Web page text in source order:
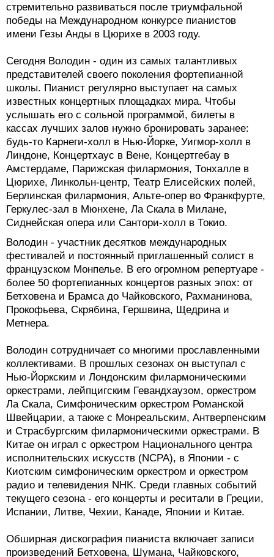
стремительно развиваться после триумфальной
победы на Международном конкурсе пианистов
имени Гезы Анды в Цюрихе в 2003 году.
Сегодня Володин - один из самых талантливых
представителей своего поколения фортепианной
школы. Пианист регулярно выступает на самых
известных концертных площадках мира. Чтобы
услышать его с сольной программой, билеты в
кассах лучших залов нужно бронировать заранее:
будь-то Карнеги-холл в Нью-Йорке, Уигмор-холл в
Линдоне, Концертхаус в Вене, Концертгебау в
Амстердаме, Парижская филармония, Тонхалле в
Цюрихе, Линкольн-центр, Театр Елисейских полей,
Берлинская филармония, Альте-опер во Франкфурте,
Геркулес-зал в Мюнхене, Ла Скала в Милане,
Сиднейская опера или Сантори-холл в Токио.
Володин - участник десятков международных
фестивалей и постоянный приглашенный солист в
французском Монпелье. В его огромном репертуаре -
более 50 фортепианных концертов разных эпох: от
Бетховена и Брамса до Чайковского, Рахманинова,
Прокофьева, Скрябина, Гершвина, Щедрина и
Метнера.
Володин сотрудничает со многими прославленными
коллективами. В прошлых сезонах он выступал с
Нью-Йоркским и Лондонским филармоническими
оркестрами, лейпцигским Гевандхаузом, оркестром
Ла Скала, Симфоническим оркестром Романской
Швейцарии, а также с Монреальским, Антверпенским
и Страсбургским филармоническими оркестрами. В
Китае он играл с оркестром Национального центра
исполнительских искусств (NCPA), в Японии - с
Киотским симфоническим оркестром и оркестром
радио и телевидения NHK. Среди главных событий
текущего сезона - его концерты и реситали в Греции,
Испании, Литве, Чехии, Канаде, Японии и Китае.
Обширная дискография пианиста включает записи
произведений Бетховена, Шумана, Чайковского,